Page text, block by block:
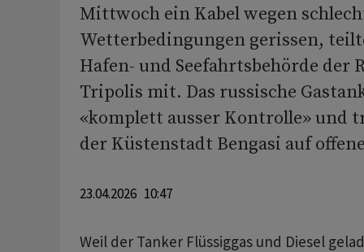
Mittwoch ein Kabel wegen
Wetterbedingungen gerissen,
Hafen- und Seefahrtsbehörde der
Tripolis mit. Das russische
«komplett ausser Kontrolle» und
der Küstenstadt Bengasi auf
23.04.2026 10:47
Weil der Tanker Flüssiggas und Diesel